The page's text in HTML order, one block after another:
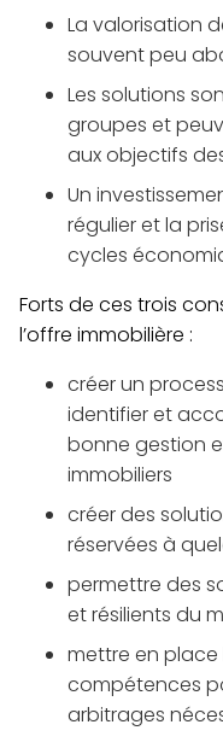
La valorisation
souvent peu
Les solutions
groupes et
aux objectifs
Un
régulier et la
cycles
Forts de ces trois
l’offre immobilière :
créer un
identifier et
bonne gestion
immobiliers
créer des
réservées à
permettre des
et résilients du
mettre en
compétences
arbitrages